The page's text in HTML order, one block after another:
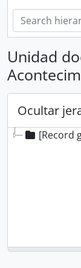
Unidad
Ocultar
[Record